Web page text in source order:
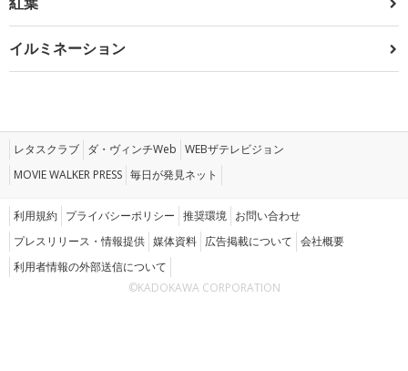
イルミネーション
レタスクラブ ダ・ヴィンチWeb WEBザテレビジョン
MOVIE WALKER PRESS 毎日が発見ネット
利用規約 プライバシーポリシー 推奨環境 お問い合わせ
プレスリリース・情報提供 媒体資料 広告掲載について 会社概要
利用者情報の外部送信について
©KADOKAWA CORPORATION